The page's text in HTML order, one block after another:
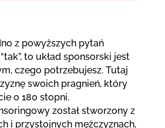
z powyższych pytań
to układ sponsorski jest
czego potrzebujesz. Tutaj
swoich pragnień, który
o 180 stopni.
został stworzony z
i przystojnych mężczyznach,